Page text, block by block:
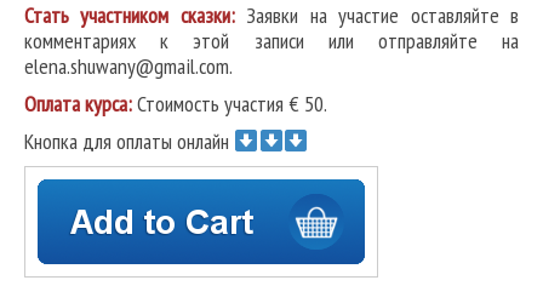
Стать участником сказки:Заявки на участие оставляйте в
комментариях к этой записи или отправляйте на
elena.shuwany@gmail.com.
Оплата курса:Стоимость участия € 50.
Кнопка для оплаты онлайн